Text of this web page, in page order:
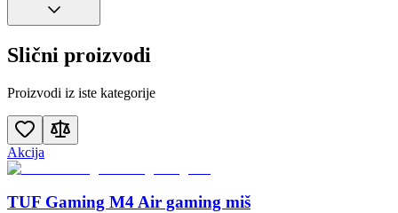
Slični proizvodi
Proizvodi iz iste kategorije
Akcija
TUF Gaming M4 Air gaming miš